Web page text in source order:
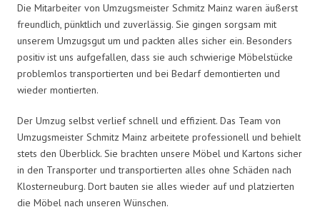
Die Mitarbeiter von Umzugsmeister Schmitz Mainz waren äußerst
freundlich, pünktlich und zuverlässig. Sie gingen sorgsam mit
unserem Umzugsgut um und packten alles sicher ein. Besonders
positiv ist uns aufgefallen, dass sie auch schwierige Möbelstücke
problemlos transportierten und bei Bedarf demontierten und
wieder montierten.
Der Umzug selbst verlief schnell und effizient. Das Team von
Umzugsmeister Schmitz Mainz arbeitete professionell und behielt
stets den Überblick. Sie brachten unsere Möbel und Kartons sicher
in den Transporter und transportierten alles ohne Schäden nach
Klosterneuburg. Dort bauten sie alles wieder auf und platzierten
die Möbel nach unseren Wünschen.